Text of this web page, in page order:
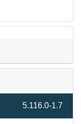
5.116.0-1.7